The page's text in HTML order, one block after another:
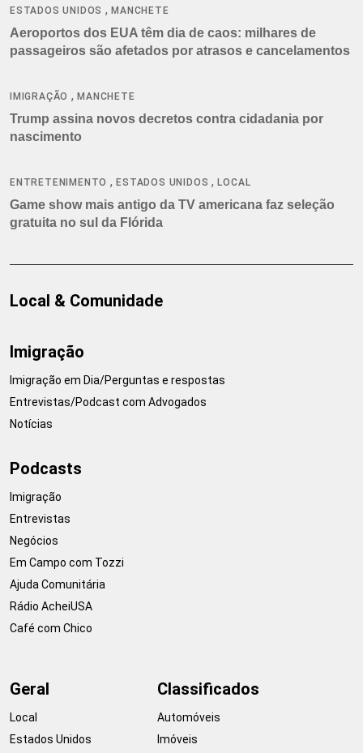
ESTADOS UNIDOS ,MANCHETE
Aeroportos dos EUA têm dia de caos: milhares de
passageiros são afetados por atrasos e cancelamentos
IMIGRAÇÃO ,MANCHETE
Trump assina novos decretos contra cidadania por
nascimento
ENTRETENIMENTO ,ESTADOS UNIDOS ,LOCAL
Game show mais antigo da TV americana faz seleção
gratuita no sul da Flórida
Local & Comunidade
Imigração
Imigração em Dia/Perguntas e respostas
Entrevistas/Podcast com Advogados
Notícias
Podcasts
Imigração
Entrevistas
Negócios
Em Campo com Tozzi
Ajuda Comunitária
Rádio AcheiUSA
Café com Chico
Geral
Local
Estados Unidos
Classificados
Automóveis
Imóveis